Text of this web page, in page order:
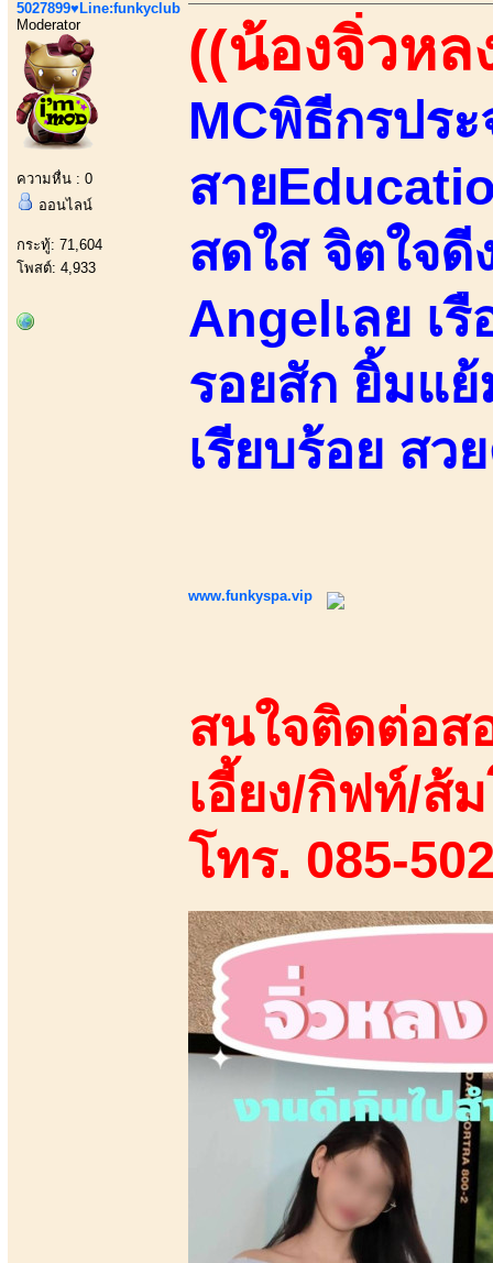
5027899♥Line:funkyclub
Moderator
ความหื่น : 0
ออนไลน์
กระทู้: 71,604
โพสต์: 4,933
((น้องจิ่วหล
MCพิธีกรปร
สาย
สดใส จิตใจ
Angelเลย เ
รอยสัก ยิ้มแ
เรียบร้อย สว
www.funkyspa.vip
สนใจติดต่อส
เอี้ยง/กิฟท์/ส้
โทร. 085-